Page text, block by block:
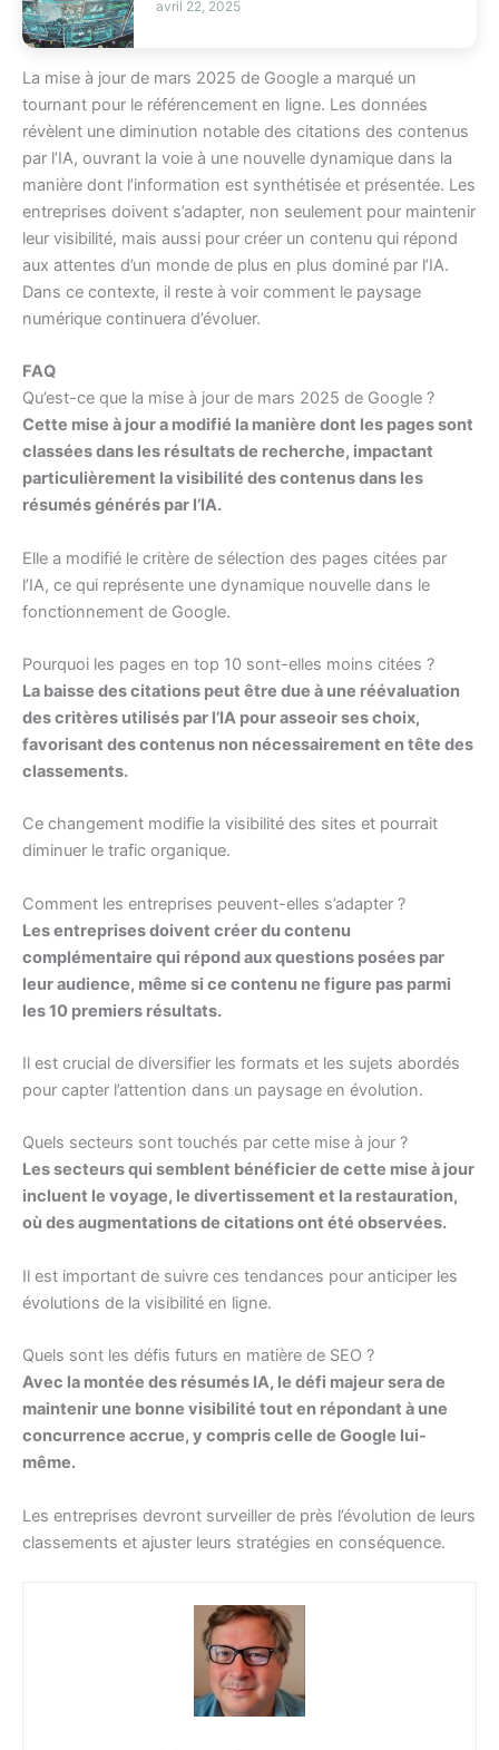
avril 22, 2025
La mise à jour de mars 2025 de Google a marqué un
tournant pour le référencement en ligne. Les données
révèlent une diminution notable des citations des contenus
par l’IA, ouvrant la voie à une nouvelle dynamique dans la
manière dont l’information est synthétisée et présentée. Les
entreprises doivent s’adapter, non seulement pour maintenir
leur visibilité, mais aussi pour créer un contenu qui répond
aux attentes d’un monde de plus en plus dominé par l’IA.
Dans ce contexte, il reste à voir comment le paysage
numérique continuera d’évoluer.
FAQ
Qu’est-ce que la mise à jour de mars 2025 de Google ?
Cette mise à jour a modifié la manière dont les pages sont
classées dans les résultats de recherche, impactant
particulièrement la visibilité des contenus dans les
résumés générés par l’IA.
Elle a modifié le critère de sélection des pages citées par
l’IA, ce qui représente une dynamique nouvelle dans le
fonctionnement de Google.
Pourquoi les pages en top 10 sont-elles moins citées ?
La baisse des citations peut être due à une réévaluation
des critères utilisés par l’IA pour asseoir ses choix,
favorisant des contenus non nécessairement en tête des
classements.
Ce changement modifie la visibilité des sites et pourrait
diminuer le trafic organique.
Comment les entreprises peuvent-elles s’adapter ?
Les entreprises doivent créer du contenu
complémentaire qui répond aux questions posées par
leur audience, même si ce contenu ne figure pas parmi
les 10 premiers résultats.
Il est crucial de diversifier les formats et les sujets abordés
pour capter l’attention dans un paysage en évolution.
Quels secteurs sont touchés par cette mise à jour ?
Les secteurs qui semblent bénéficier de cette mise à jour
incluent le voyage, le divertissement et la restauration,
où des augmentations de citations ont été observées.
Il est important de suivre ces tendances pour anticiper les
évolutions de la visibilité en ligne.
Quels sont les défis futurs en matière de SEO ?
Avec la montée des résumés IA, le défi majeur sera de
maintenir une bonne visibilité tout en répondant à une
concurrence accrue, y compris celle de Google lui-
même.
Les entreprises devront surveiller de près l’évolution de leurs
classements et ajuster leurs stratégies en conséquence.